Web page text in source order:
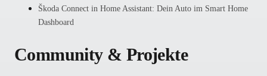
Škoda Connect in Home Assistant: Dein Auto im Smart Home
Dashboard
Community & Projekte